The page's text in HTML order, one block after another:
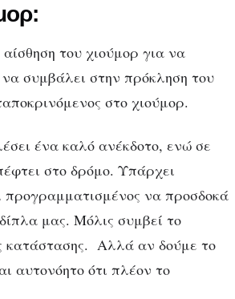
του χιούμορ για να
να συμβάλει στην πρόκληση του
στο χιούμορ.
ένα καλό ανέκδοτο, ενώ σε
στο δρόμο. Υπάρχει
προγραμματισμένος να προσδοκά
μας. Μόλις συμβεί το
κατάστασης. Αλλά αν δούμε το
αυτονόητο ότι πλέον το